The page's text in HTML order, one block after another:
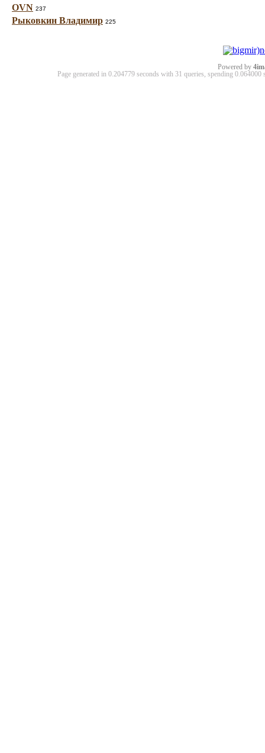
OVN 237
Рыковкин Владимир 225
Powered by
Page generated in 0.204779 seconds with 31 queries, spending